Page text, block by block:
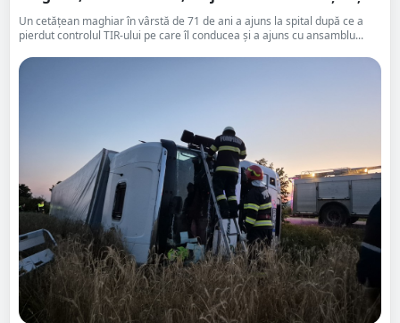
Un cetățean maghiar în vârstă de 71 de ani a ajuns la spital după ce a
pierdut controlul TIR-ului pe care îl conducea și a ajuns cu ansamblu...